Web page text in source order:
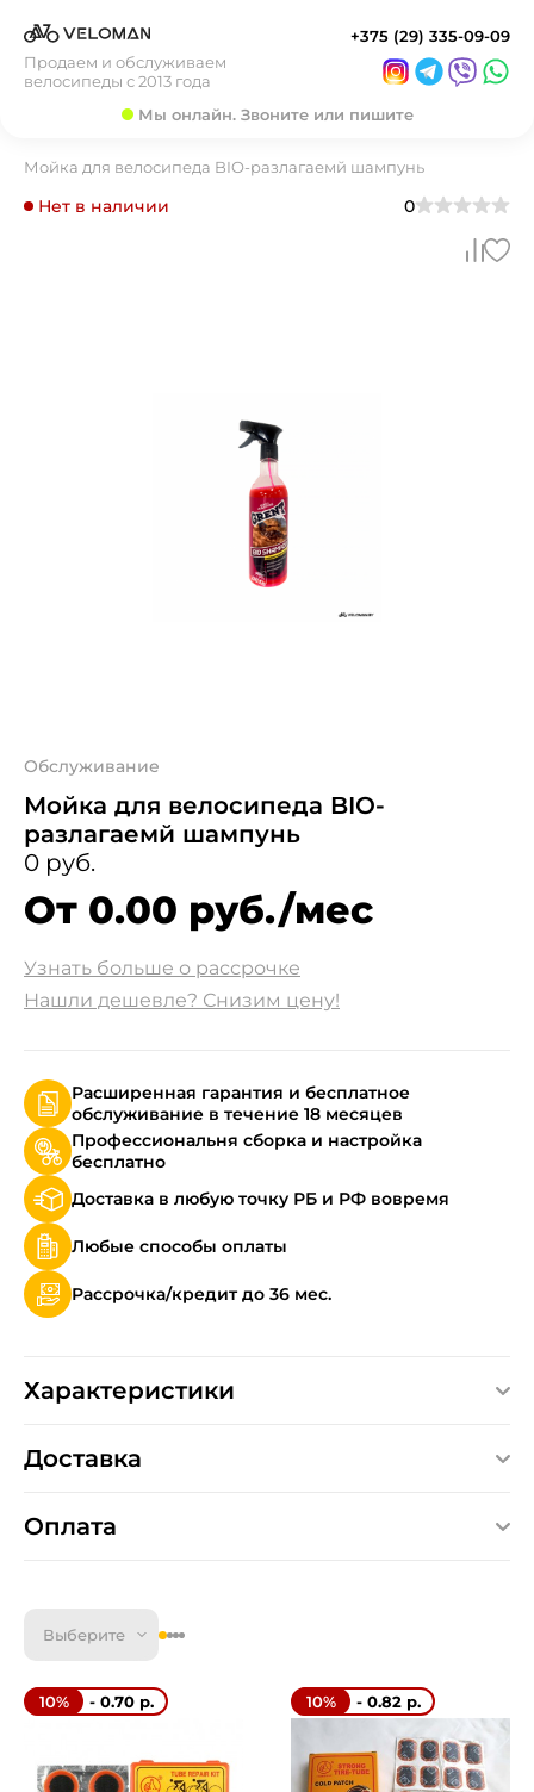
Продаем и обслуживаем
велосипеды с 2013 года
+375 (29) 335-09-09
Мы онлайн. Звоните или пишите
Мойка для велосипеда BIO-разлагаемй шампунь
Нет в наличии 0
Обслуживание
Мойка для велосипеда BIO-
разлагаемй шампунь
0 руб.
От 0.00 руб./мес
Узнать больше о рассрочке
Нашли дешевле? Снизим цену!
Расширенная гарантия и бесплатное
обслуживание в течение 18 месяцев
Профессиональня сборка и настройка
бесплатно
Доставка в любую точку РБ и РФ вовремя
Любые способы оплаты
Рассрочка/кредит до 36 мес.
Характеристики
Доставка
Оплата
Выберите
10% - 0.70 р. 10% - 0.82 р.